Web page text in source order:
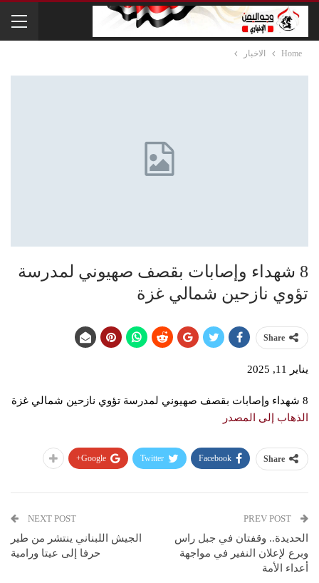
Home الاخبار
8 شهداء وإصابات بقصف صهيوني لمدرسة
تؤوي نازحين شمالي غزة
Share
يناير 11, 2025
8 شهداء وإصابات بقصف صهيوني لمدرسة تؤوي نازحين شمالي غزة
الذهاب إلى المصدر
Share
Facebook
Twitter
Google+
الحديدة.. وقفتان في جبل راس
وبرع لإعلان النفير في مواجهة
أعداء الأمة
NEXT POST
الجيش اللبناني ينتشر من طير
حرفا إلى عيتا ورامية